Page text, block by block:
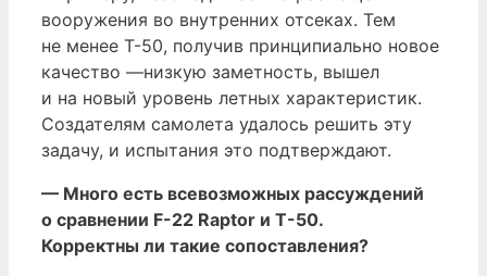
вооружения во внутренних отсеках. Тем
не менее Т-50, получив принципиально новое
качество —низкую заметность, вышел
и на новый уровень летных характеристик.
Создателям самолета удалось решить эту
задачу, и испытания это подтверждают.
— Много есть всевозможных рассуждений
о сравнении F-22 Raptor и Т-50.
Корректны ли такие сопоставления?